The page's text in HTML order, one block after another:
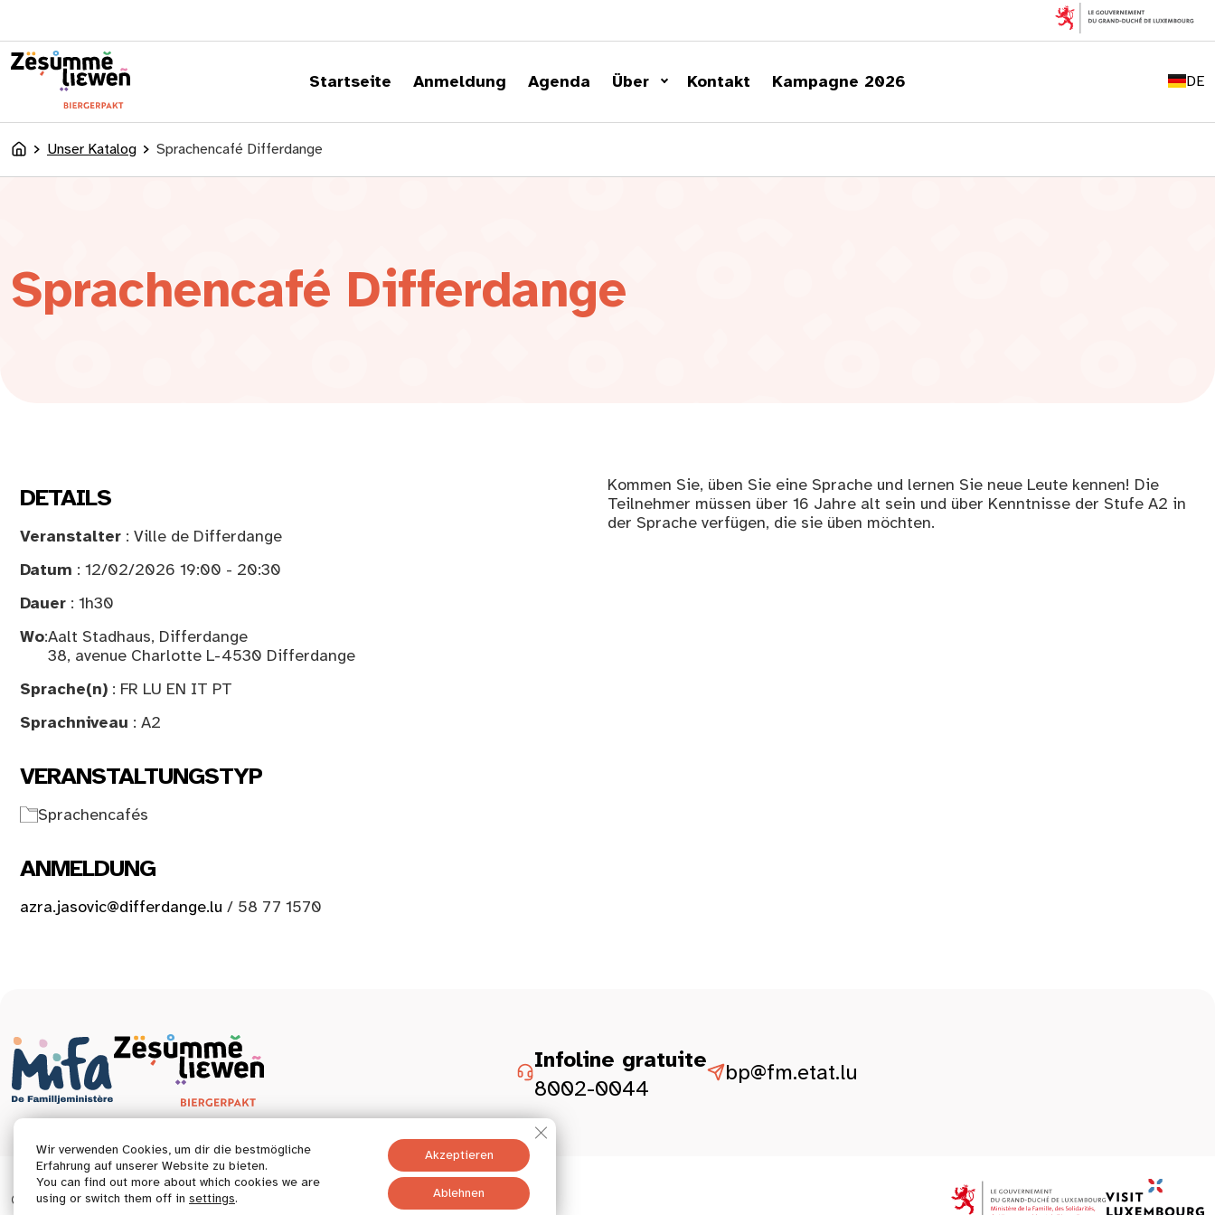
Startseite Anmeldung Agenda Über Kontakt Kampagne 2026 DE
FR
LU
AccueilUnser Katalog Sprachencafé Differdange
Sprachencafé Differdange
DETAILS
Veranstalter : Ville de Differdange
Datum : 12/02/2026 19:00 - 20:30
Dauer : 1h30
Wo:Aalt Stadhaus, Differdange
38, avenue Charlotte L-4530 Differdange
Sprache(n) : FR LU EN IT PT
Sprachniveau : A2
VERANSTALTUNGSTYP
Sprachencafés
ANMELDUNG
azra.jasovic@differdange.lu / 58 77 1570
Kommen Sie, üben Sie eine Sprache und lernen Sie neue Leute kennen! Die
Teilnehmer müssen über 16 Jahre alt sein und über Kenntnisse der Stufe A2 in
der Sprache verfügen, die sie üben möchten.
Infoline gratuite
8002-0044
bp@fm.etat.lu
© 2026 Tous droits réservés.
Wir verwenden Cookies, um dir die bestmögliche
Erfahrung auf unserer Website zu bieten.
You can find out more about which cookies we are
using or switch them off in settings.
Akzeptieren
Ablehnen
GDPR Cookie-Banner schließen